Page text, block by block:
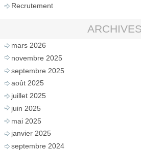
Recrutement
ARCHIVES
mars 2026
novembre 2025
septembre 2025
août 2025
juillet 2025
juin 2025
mai 2025
janvier 2025
septembre 2024